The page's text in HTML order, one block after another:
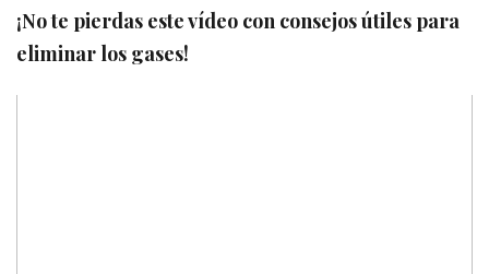
¡No te pierdas este vídeo con consejos útiles para
eliminar los gases!